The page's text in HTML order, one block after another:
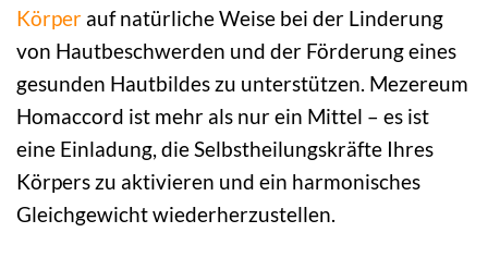
Körper auf natürliche Weise bei der Linderung
von Hautbeschwerden und der Förderung eines
gesunden Hautbildes zu unterstützen. Mezereum
Homaccord ist mehr als nur ein Mittel – es ist
eine Einladung, die Selbstheilungskräfte Ihres
Körpers zu aktivieren und ein harmonisches
Gleichgewicht wiederherzustellen.